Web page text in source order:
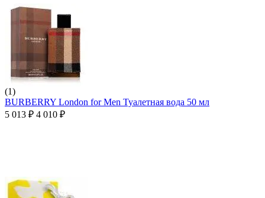
(1)
BURBERRY London for Men Туалетная вода 50 мл
5 013 ₽ 4 010 ₽